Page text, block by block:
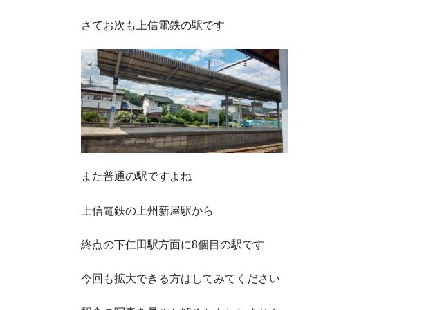
さてお次も上信電鉄の駅です
また普通の駅ですよね
上信電鉄の上州新屋駅から
終点の下仁田駅方面に8個目の駅です
今回も拡大できる方はしてみてください